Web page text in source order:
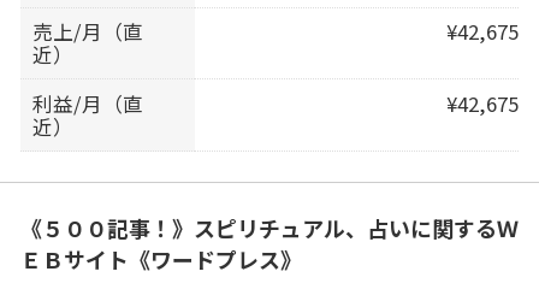
売上/月（直
近）
¥42,675
利益/月（直
近）
¥42,675
《５００記事！》スピリチュアル、占いに関するＷ
ＥＢサイト《ワードプレス》